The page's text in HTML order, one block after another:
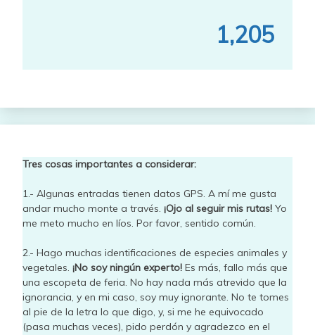
1,205
Tres cosas importantes a considerar:
1.- Algunas entradas tienen datos GPS. A mí me gusta
andar mucho monte a través. ¡Ojo al seguir mis rutas! Yo
me meto mucho en líos. Por favor, sentido común.
2.- Hago muchas identificaciones de especies animales y
vegetales. ¡No soy ningún experto! Es más, fallo más que
una escopeta de feria. No hay nada más atrevido que la
ignorancia, y en mi caso, soy muy ignorante. No te tomes
al pie de la letra lo que digo, y, si me he equivocado
(pasa muchas veces), pido perdón y agradezco en el